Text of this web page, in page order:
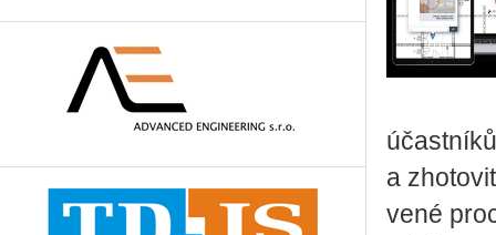
a
ve­né